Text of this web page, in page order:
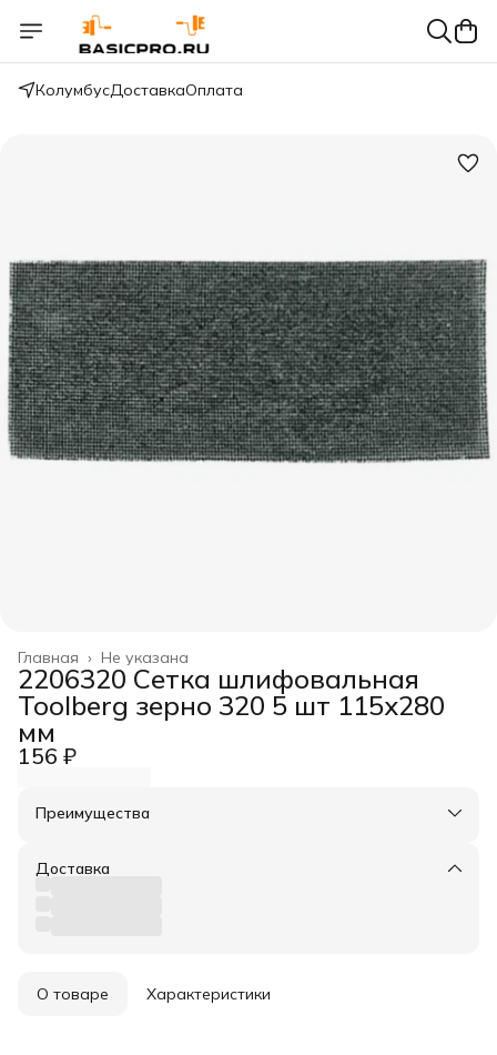
КолумбусДоставкаОплата
Не указана
Главная ›
2206320 Сетка шлифовальная
Toolberg зерно 320 5 шт 115х280
мм
156 ₽
Преимущества
Оплата частями в Сплит
Удобный возврат
Доставка
О товаре Характеристики